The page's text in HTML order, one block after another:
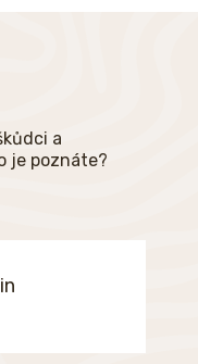
a
je poznáte?